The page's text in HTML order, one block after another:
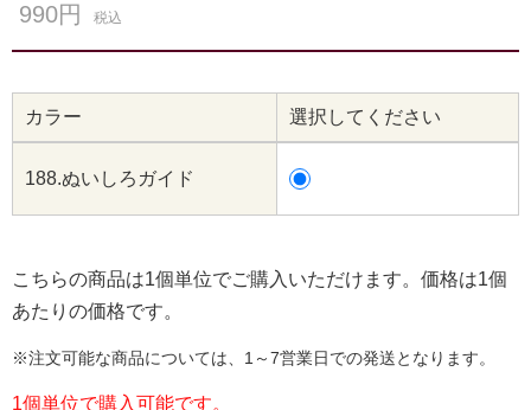
990円 税込
カラー 選択してください
188.ぬいしろガイド
こちらの商品は1個単位でご購入いただけます。価格は1個
あたりの価格です。
※注文可能な商品については、1～7営業日での発送となります。
1個単位で購入可能です。